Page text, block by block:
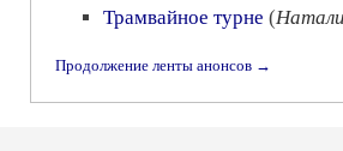
Трамвайное турне (
Продолжение ленты анонсов →